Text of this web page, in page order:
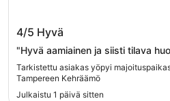
Holiday Club Tampereen
4/5 Hyvä
"Hyvä aamiainen ja siisti tilava
Tarkistettu asiakas yöpyi
Tampereen Kehräämö
Julkaistu 1 päivä sitten